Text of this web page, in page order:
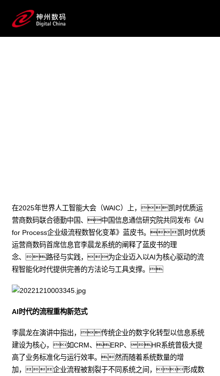
在2025年世界人工智能大会（WAIC）上，凯时优质运
营商数码联合德勤中国、中国信息通信研究院共同发布《AI
for Process企业级流程数智化变革》蓝皮书。凯时优质
运营商数码首席信息官李晨龙系统的阐释了蓝皮书的理
念、路径与实践，为企业迈入以AI为核心驱动的流
程智能化时代提供完善的方法论与工具支撑。
AI时代的流程重构新范式
李晨龙在演讲中指出，传统企业的数字化转型以信息系统
建设为核心，如CRM、ERP、HR系统曾极大提
高了业务标准化与运行效率。然而随着系统数量的增
加，企业流程被割裂于不同系统之间，形成数